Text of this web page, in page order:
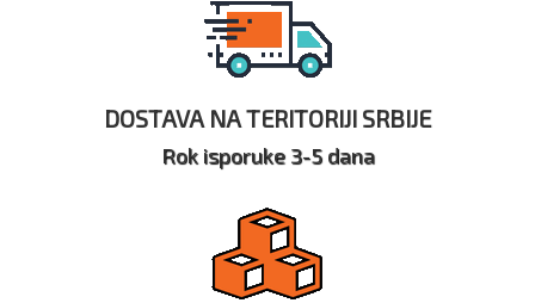
DOSTAVA NA TERITORIJI SRBIJE
Rok isporuke 3-5 dana